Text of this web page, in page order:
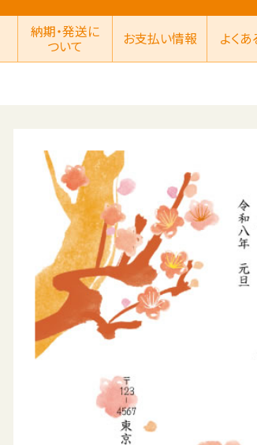
納期・発送に
ついて お支払い情報 よく